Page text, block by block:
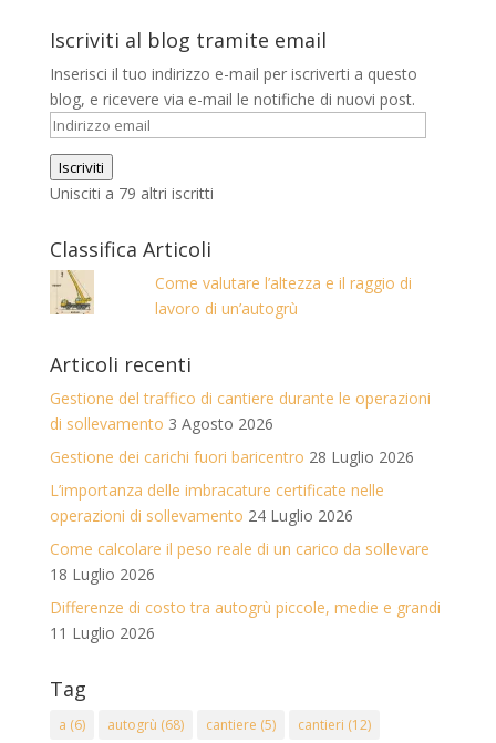
Iscriviti al blog tramite email
Inserisci il tuo indirizzo e-mail per iscriverti a questo
blog, e ricevere via e-mail le notifiche di nuovi post.
Indirizzo
email
Iscriviti
Unisciti a 79 altri iscritti
Classifica Articoli
Come valutare l’altezza e il raggio di
lavoro di un’autogrù
Articoli recenti
Gestione del traffico di cantiere durante le operazioni
di sollevamento 3 Agosto 2026
Gestione dei carichi fuori baricentro 28 Luglio 2026
L’importanza delle imbracature certificate nelle
operazioni di sollevamento 24 Luglio 2026
Come calcolare il peso reale di un carico da sollevare
18 Luglio 2026
Differenze di costo tra autogrù piccole, medie e grandi
11 Luglio 2026
Tag
a (6) autogrù (68) cantiere (5) cantieri (12)